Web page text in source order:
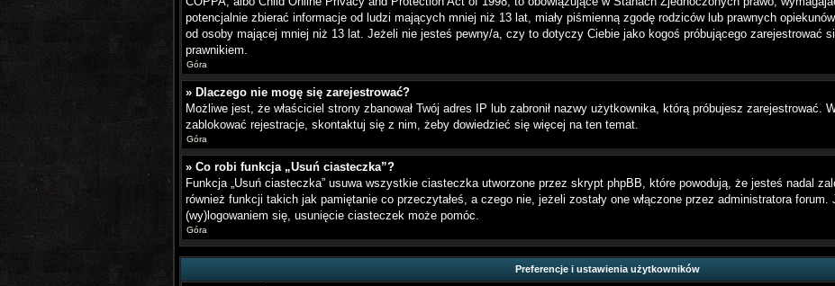
potencjalnie zbierać informacje od ludzi mających mniej niż 13 lat, miały piśmienną zgodę rodziców lub prawnych
od osoby mającej mniej niż 13 lat. Jeżeli nie jesteś pewny/a, czy to dotyczy Ciebie jako kogoś próbującego zarejestrować
prawnikiem.
Góra
» Dlaczego nie mogę się zarejestrować?
Możliwe jest, że właściciel strony zbanował Twój adres IP lub zabronił nazwy użytkownika, którą próbujesz zarejestrować.
zablokować rejestracje, skontaktuj się z nim, żeby dowiedzieć się więcej na ten temat.
Góra
» Co robi funkcja „Usuń ciasteczka”?
Funkcja „Usuń ciasteczka” usuwa wszystkie ciasteczka utworzone przez skrypt phpBB, które powodują, że jesteś nadal
również funkcji takich jak pamiętanie co przeczytałeś, a czego nie, jeżeli zostały one włączone przez administratora
(wy)logowaniem się, usunięcie ciasteczek może pomóc.
Góra
Preferencje i ustawienia użytkowników